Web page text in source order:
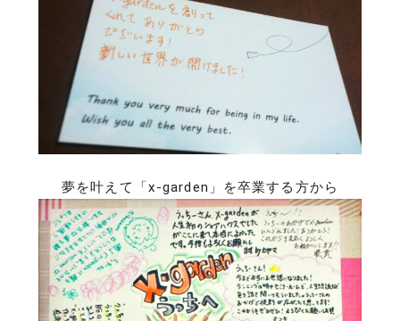
夢を叶えて「x-garden」を卒業する方から